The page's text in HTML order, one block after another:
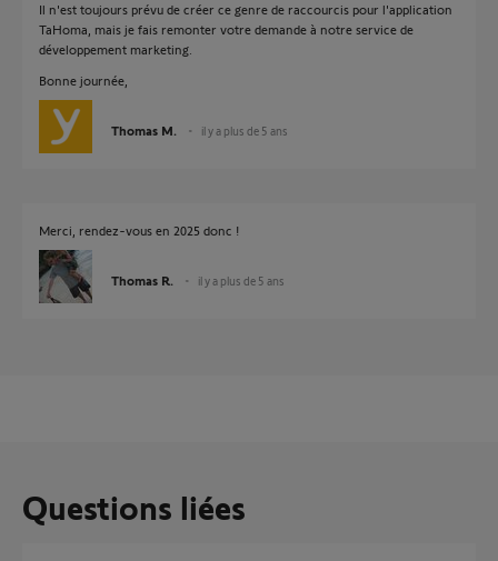
Il n'est toujours prévu de créer ce genre de raccourcis pour l'application
TaHoma, mais je fais remonter votre demande à notre service de
développement marketing.
Bonne journée,
Thomas M. il y a plus de 5 ans
Merci, rendez-vous en 2025 donc !
Thomas R. il y a plus de 5 ans
Questions liées